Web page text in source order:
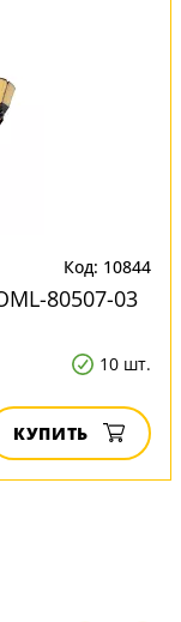
Код: 10844
80507-03
10 шт.
КУПИТЬ